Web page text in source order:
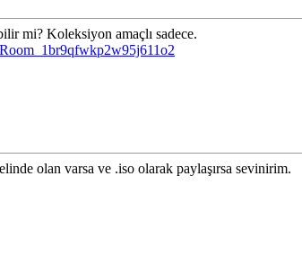
mi? Koleksiyon amaçlı sadece.
olan varsa ve .iso olarak paylaşırsa sevinirim.